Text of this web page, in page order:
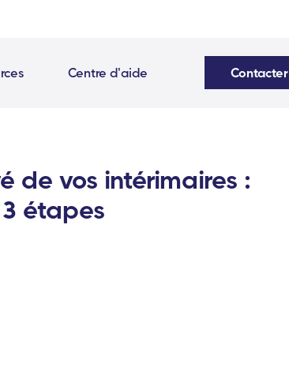
Centre d'aide Contacter
de vos intérimaires :
étapes